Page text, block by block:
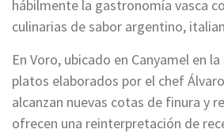
hábilmente la gastronomía vasca
culinarias de sabor argentino,
En Voro, ubicado en Canyamel en
platos elaborados por el chef
alcanzan nuevas cotas de finura y
ofrecen una reinterpretación de